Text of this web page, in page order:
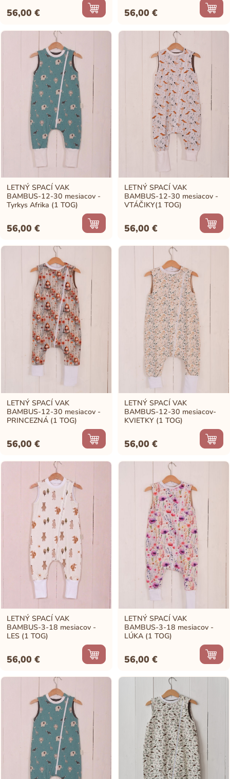
56,00€ 56,00€
LETNÝ SPACÍ VAK
BAMBUS-12-30 mesiacov -
Tyrkys Afrika (1 TOG)
56,00€
LETNÝ SPACÍ VAK
BAMBUS-12-30 mesiacov -
VTÁČIKY(1 TOG)
56,00€
LETNÝ SPACÍ VAK
BAMBUS-12-30 mesiacov -
PRINCEZNÁ (1 TOG)
56,00€
LETNÝ SPACÍ VAK
BAMBUS-12-30 mesiacov-
KVIETKY (1 TOG)
56,00€
LETNÝ SPACÍ VAK
BAMBUS-3-18 mesiacov -
LES (1 TOG)
56,00€
LETNÝ SPACÍ VAK
BAMBUS-3-18 mesiacov -
LÚKA (1 TOG)
56,00€